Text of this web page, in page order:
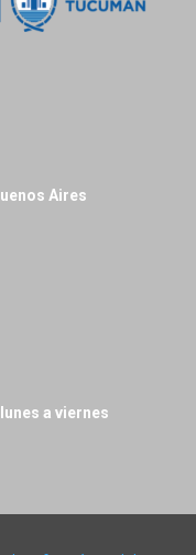
Aires
a viernes